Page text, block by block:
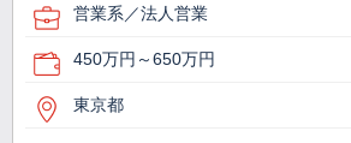
営業系／法人営業
450万円～650万円
東京都